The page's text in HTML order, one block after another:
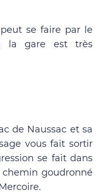
se faire par le
la gare est très
de Naussac et sa
vous fait sortir
se fait dans
goudronné